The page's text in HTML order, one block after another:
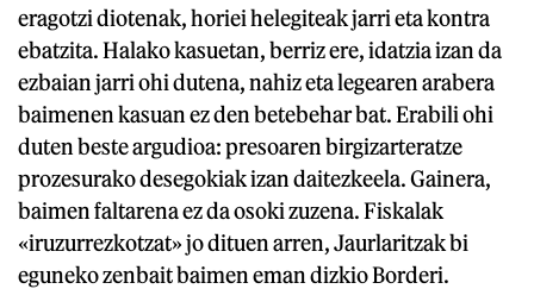
eragotzi diotenak, horiei helegiteak jarri eta kontra
ebatzita. Halako kasuetan, berriz ere, idatzia izan da
ezbaian jarri ohi dutena, nahiz eta legearen arabera
baimenen kasuan ez den betebehar bat. Erabili ohi
duten beste argudioa: presoaren birgizarteratze
prozesurako desegokiak izan daitezkeela. Gainera,
baimen faltarena ez da osoki zuzena. Fiskalak
«iruzurrezkotzat» jo dituen arren, Jaurlaritzak bi
eguneko zenbait baimen eman dizkio Borderi.